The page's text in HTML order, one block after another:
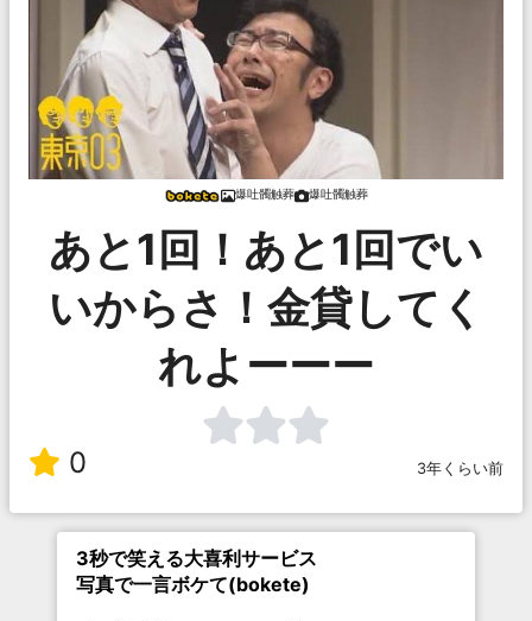
爆吐髑触葬 爆吐髑触葬
あと1回！あと1回でい
いからさ！金貸してく
れよーーー
0 3年くらい前
3秒で笑える大喜利サービス
写真で一言ボケて(bokete)